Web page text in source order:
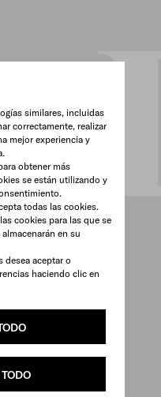
similares, incluidas
correctamente, realizar
mejor experiencia y
obtener más
se están utilizando y
todas las cookies.
cookies para las que se
en su
desea aceptar o
haciendo clic en